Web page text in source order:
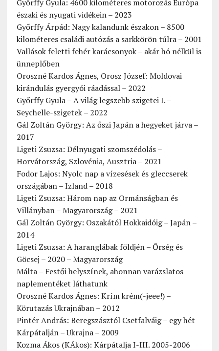
Győrffy Gyula: 4600 kilométeres motorozás Európa
északi és nyugati vidékein – 2023
Győrffy Árpád: Nagy kalandunk északon – 8500
kilométeres családi autózás a sarkkörön túlra – 2001
Vallások feletti fehér karácsonyok – akár hó nélkül is
ünneplőben
Oroszné Kardos Ágnes, Orosz József: Moldovai
kirándulás gyergyói ráadással – 2022
Győrffy Gyula – A világ legszebb szigetei I. –
Seychelle-szigetek – 2022
Gál Zoltán György: Az őszi Japán a hegyeket járva –
2017
Ligeti Zsuzsa: Délnyugati szomszédolás –
Horvátország, Szlovénia, Ausztria – 2021
Fodor Lajos: Nyolc nap a vízesések és gleccserek
országában – Izland – 2018
Ligeti Zsuzsa: Három nap az Ormánságban és
Villányban – Magyarország – 2021
Gál Zoltán György: Oszakától Hokkaidóig – Japán –
2014
Ligeti Zsuzsa: A haranglábak földjén – Őrség és
Göcsej – 2020 – Magyarország
Málta – Festői helyszínek, ahonnan varázslatos
naplementéket láthatunk
Oroszné Kardos Ágnes: Krím krém(-jeee!) –
Körutazás Ukrajnában – 2012
Pintér András: Beregszásztól Csetfalváig – egy hét
Kárpátalján – Ukrajna – 2009
Kozma Ákos (KÁkos): Kárpátalja I-III. 2005-2006